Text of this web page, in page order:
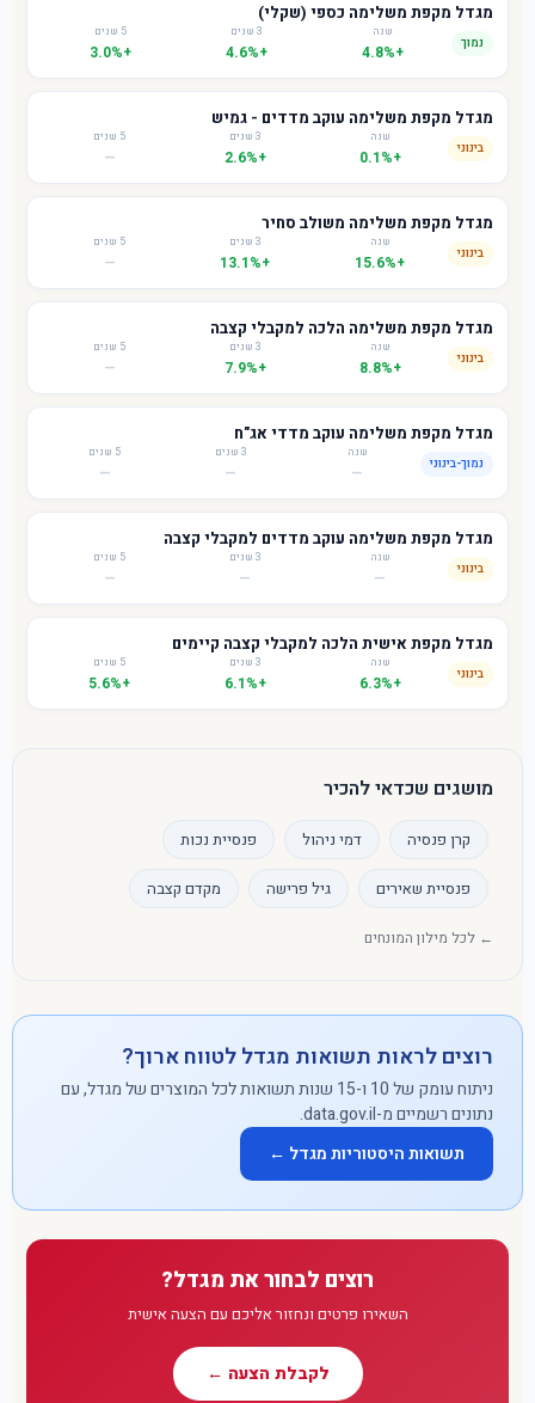
מגדל מקפת משלימה כספי (שקלי)
נמוך
שנה
+4.8%
3 שנים
+4.6%
5 שנים
+3.0%
מגדל מקפת משלימה עוקב מדדים - גמיש
בינוני
שנה
+0.1%
3 שנים
+2.6%
5 שנים
—
מגדל מקפת משלימה משולב סחיר
בינוני
שנה
+15.6%
3 שנים
+13.1%
5 שנים
—
מגדל מקפת משלימה הלכה למקבלי קצבה
בינוני
שנה
+8.8%
3 שנים
+7.9%
5 שנים
—
מגדל מקפת משלימה עוקב מדדי אג"ח
נמוך-בינוני
שנה
—
3 שנים
—
5 שנים
—
מגדל מקפת משלימה עוקב מדדים למקבלי קצבה
בינוני
שנה
—
3 שנים
—
5 שנים
—
מגדל מקפת אישית הלכה למקבלי קצבה קיימים
בינוני
שנה
+6.3%
3 שנים
+6.1%
5 שנים
+5.6%
מושגים שכדאי להכיר
קרן פנסיה דמי ניהול פנסיית נכות
פנסיית שאירים גיל פרישה מקדם קצבה
← לכל מילון המונחים
רוצים לראות תשואות מגדל לטווח ארוך?
ניתוח עומק של 10 ו-15 שנות תשואות לכל המוצרים של מגדל, עם
נתונים רשמיים מ-data.gov.il.
תשואות היסטוריות מגדל ←
רוצים לבחור את מגדל?
השאירו פרטים ונחזור אליכם עם הצעה אישית
לקבלת הצעה ←